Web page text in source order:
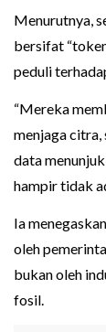
Menurutnya,
bersifat
peduli
“Mereka
menjaga citra,
data
hampir tidak
Ia
oleh
bukan oleh
fosil.